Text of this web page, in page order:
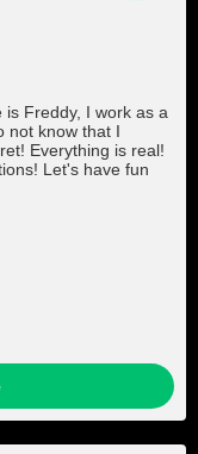
Freddy, I work as a
not know that I
Everything is real!
Let's have fun